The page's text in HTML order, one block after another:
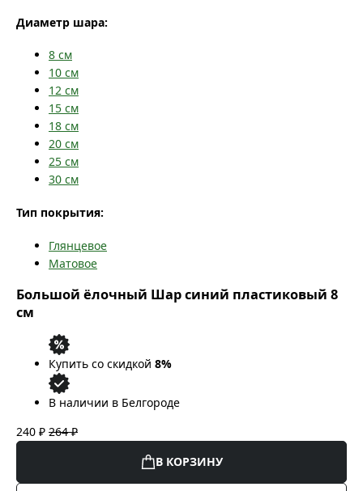
Диаметр шара:
8 см
10 см
12 см
15 см
18 см
20 см
25 см
30 см
Тип покрытия:
Глянцевое
Матовое
Большой ёлочный Шар синий пластиковый 8
см
Купить со скидкой 8%
В наличии в Белгороде
240 ₽ 264 ₽
В КОРЗИНУ